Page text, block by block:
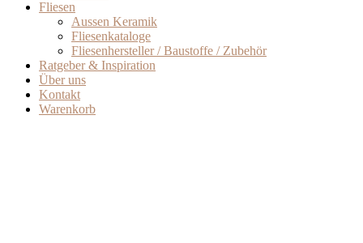
Fliesen
Aussen Keramik
Fliesenkataloge
Fliesenhersteller / Baustoffe / Zubehör
Ratgeber & Inspiration
Über uns
Kontakt
Warenkorb